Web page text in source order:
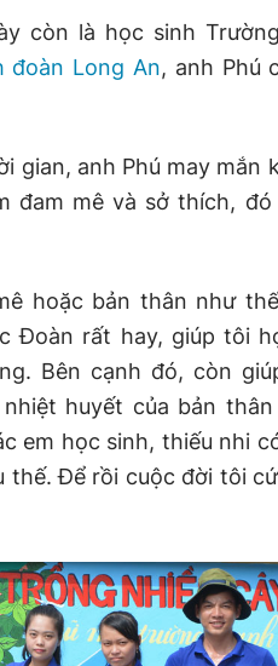
còn là học sinh
đoàn Long An, anh Phú
gian, anh Phú may mắn
đam mê và sở thích,
hoặc bản thân như
Đoàn rất hay, giúp tôi
Bên cạnh đó, còn
huyết của bản
em học sinh, thiếu nhi
Để rồi cuộc đời tôi